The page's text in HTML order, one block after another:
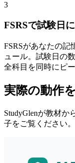
3
FSRSで試験日
FSRSがあなたの記
ュール。試験日の
全科目を同時にピ
実際の動作
StudyGlenが教材か
子をご覧ください。